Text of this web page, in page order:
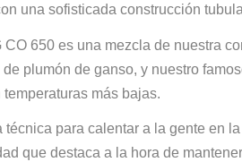
una sofisticada construcción
CO 650 es una mezcla de nuestra
plumón de ganso, y nuestro
más bajas.
técnica para calentar a la gente en
que destaca a la hora de